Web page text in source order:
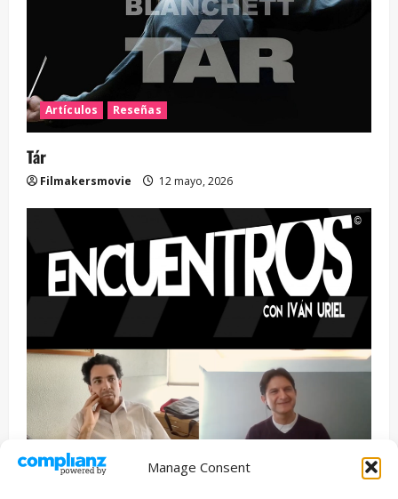
Manage Consent
Artículos Reseñas
Tár
Filmakersmovie 12 mayo, 2026
Entrevista Series